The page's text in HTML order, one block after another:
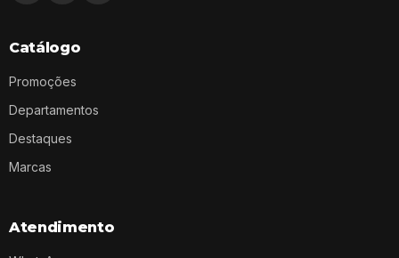
Catálogo
Promoções
Departamentos
Destaques
Marcas
Atendimento